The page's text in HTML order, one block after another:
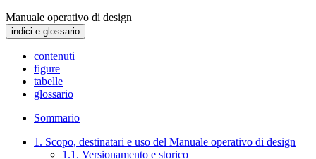
Manuale operativo di design
indici e glossario
contenuti
figure
tabelle
glossario
Sommario
1. Scopo, destinatari e uso del Manuale operativo di design
1.1. Versionamento e storico